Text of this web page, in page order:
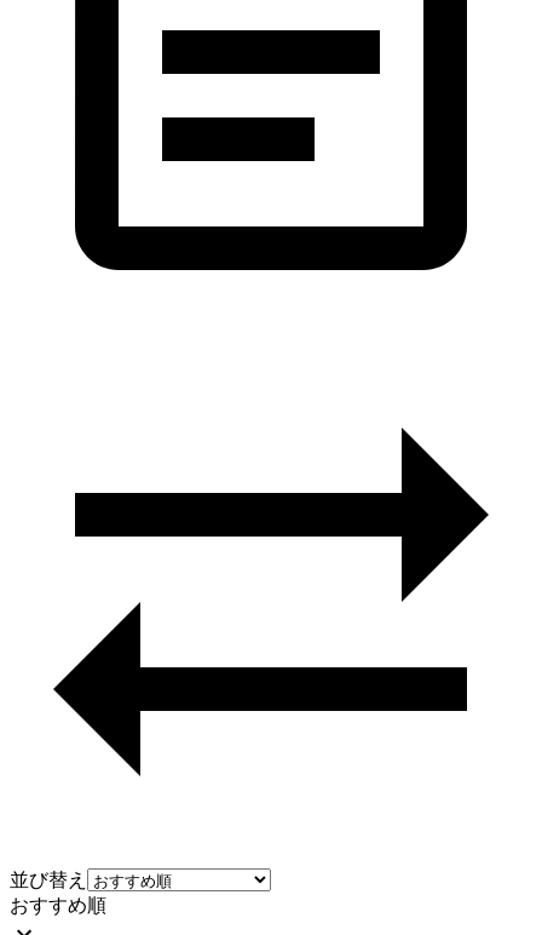
並び替え
おすすめ順